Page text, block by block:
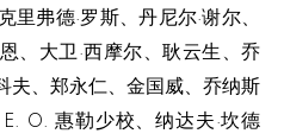
里弗德·罗斯、丹尼尔·谢尔、
、大卫·西摩尔、耿云生、乔
夫、郑永仁、金国威、乔纳斯
E. O.惠勒少校、纳达夫·坎德